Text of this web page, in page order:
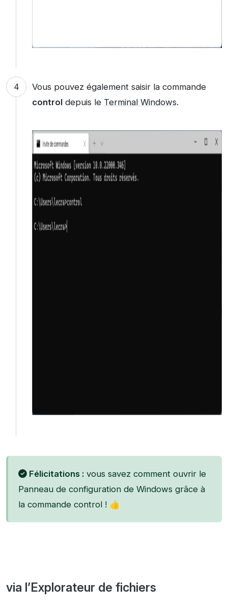
Vous pouvez également saisir la commande
controldepuis le Terminal Windows.
Félicitations : vous savez comment ouvrir le
Panneau de configuration de Windows grâce à
la commande control ! 👍
via l’Explorateur de fichiers